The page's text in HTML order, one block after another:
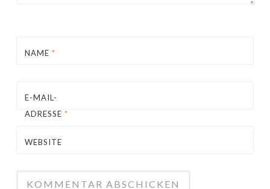
NAME *
E-MAIL-
ADRESSE *
WEBSITE